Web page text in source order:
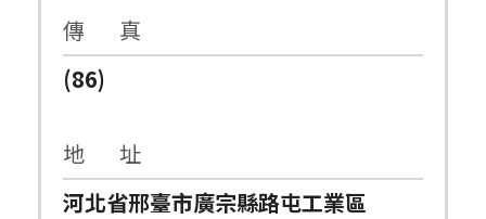
傳 真
(86)
地 址
河北省邢臺市廣宗縣路屯工業區